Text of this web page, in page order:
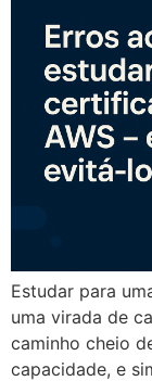
Estudar para
uma virada de
caminho cheio
capacidade, e